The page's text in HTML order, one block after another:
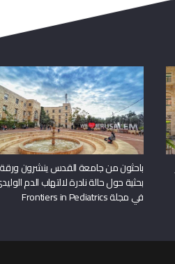
باحثون من جامعة القدس ينشرون ورقة
بحثية حول حالة نادرة لالتهاب الدم
في مجلة Frontiers in Pediatrics